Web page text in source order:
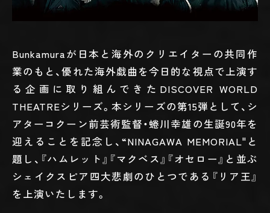
Bunkamuraが日本と海外のクリエイターの共同作
業のもと、優れた海外戯曲を今日的な視点で上演す
る企画に取り組んできたDISCOVER WORLD
THEATREシリーズ。本シリーズの第15弾として、シ
アターコクーン前芸術監督・蜷川幸雄の生誕90年を
迎えることを記念し、“NINAGAWA MEMORIAL"と
題し、『ハムレット』『マクベス』『オセロー』と並ぶ
シェイクスピア四大悲劇のひとつである『リア王』
を上演いたします。